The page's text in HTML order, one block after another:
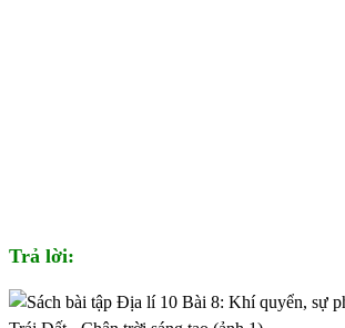
Trả lời: